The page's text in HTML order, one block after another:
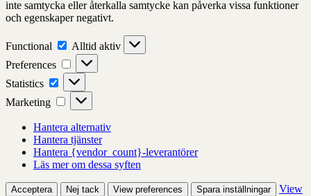
inte samtycka eller återkalla samtycke kan påverka vissa funktioner
och egenskaper negativt.
Functional Functional
Alltid aktiv
Preferences
Preferences
Statistics Statistics
Marketing Marketing
Hantera alternativ
Hantera tjänster
Hantera {vendor_count}-leverantörer
Läs mer om dessa syften
Acceptera Nej tack View preferences Spara inställningar
View